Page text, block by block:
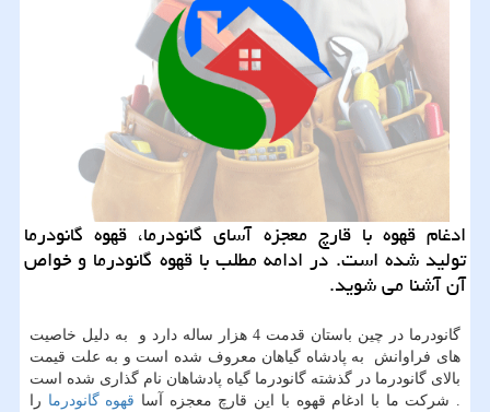
ادغام قهوه با قارچ معجزه آسای گانودرما، قهوه گانودرما
تولید شده است. در ادامه مطلب با قهوه گانودرما و خواص
آن آشنا می شوید.
گانودرما در چین باستان قدمت 4 هزار ساله دارد و به دلیل خاصیت
های فراوانش به پادشاه گیاهان معروف شده است و به علت قیمت
بالای گانودرما در گذشته گانودرما گیاه پادشاهان نام گذاری شده است
. شرکت ما با ادغام قهوه با این قارچ معجزه آسا قهوه گانودرما را